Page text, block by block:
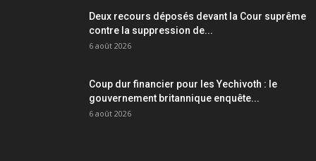
Deux recours déposés devant la Cour suprême
contre la suppression de...
6 août 2026
Coup dur financier pour les Yechivoth : le
gouvernement britannique enquête...
6 août 2026